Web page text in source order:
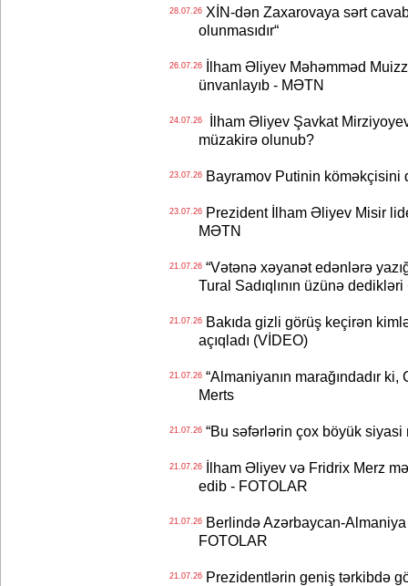
28.07.26XİN-dən Zaxarovaya sərt
olunmasıdır“
26.07.26İlham Əliyev Məhəmməd
ünvanlayıb - MƏTN
24.07.26İlham Əliyev Şavkat
müzakirə olunub?
23.07.26Bayramov Putinin köməkçisini
23.07.26Prezident İlham Əliyev Misir
MƏTN
21.07.26“Vətənə xəyanət edənlərə
Tural Sadıqlının üzünə
21.07.26Bakıda gizli görüş keçirən
açıqladı (VİDEO)
21.07.26“Almaniyanın marağındadır
Merts
21.07.26“Bu səfərlərin çox böyük siyasi
21.07.26İlham Əliyev və Fridrix Merz
edib - FOTOLAR
21.07.26Berlində Azərbaycan-Almaniya
FOTOLAR
21.07.26Prezidentlərin geniş tərkibdə